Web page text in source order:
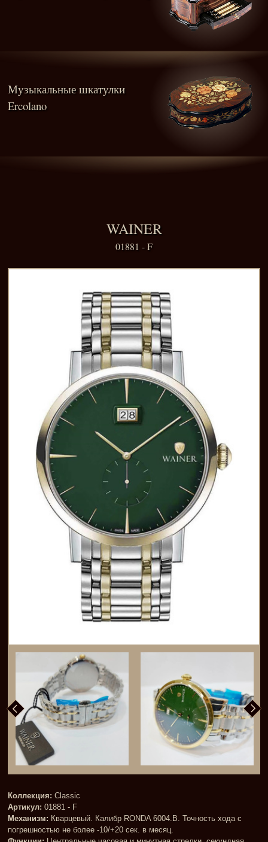
Музыкальные шкатулки
Ercolano
WAINER
01881 - F
Коллекция: Classic
Артикул: 01881 - F
Механизм: Кварцевый. Калибр RONDA 6004.B. Точность хода с
погрешностью не более -10/+20 сек. в месяц.